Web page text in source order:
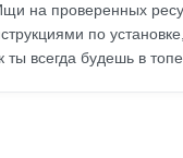
на проверенных
по
всегда будешь в